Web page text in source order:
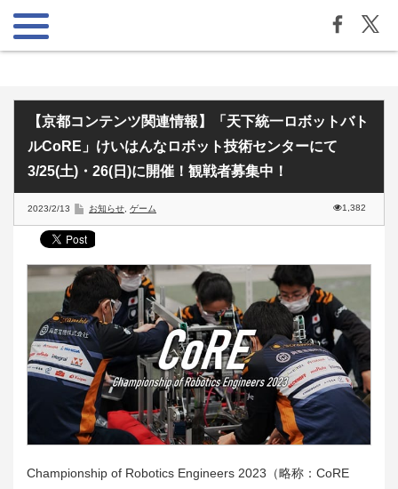
【京都コンテンツ関連情報】「天下統一ロボットバト
ルCoRE」けいはんなロボット技術センターにて
3/25(土)・26(日)に開催！観戦者募集中！
2023/2/13 お知らせ ゲーム 1,382
Championship of Robotics Engineers 2023（略称：CoRE